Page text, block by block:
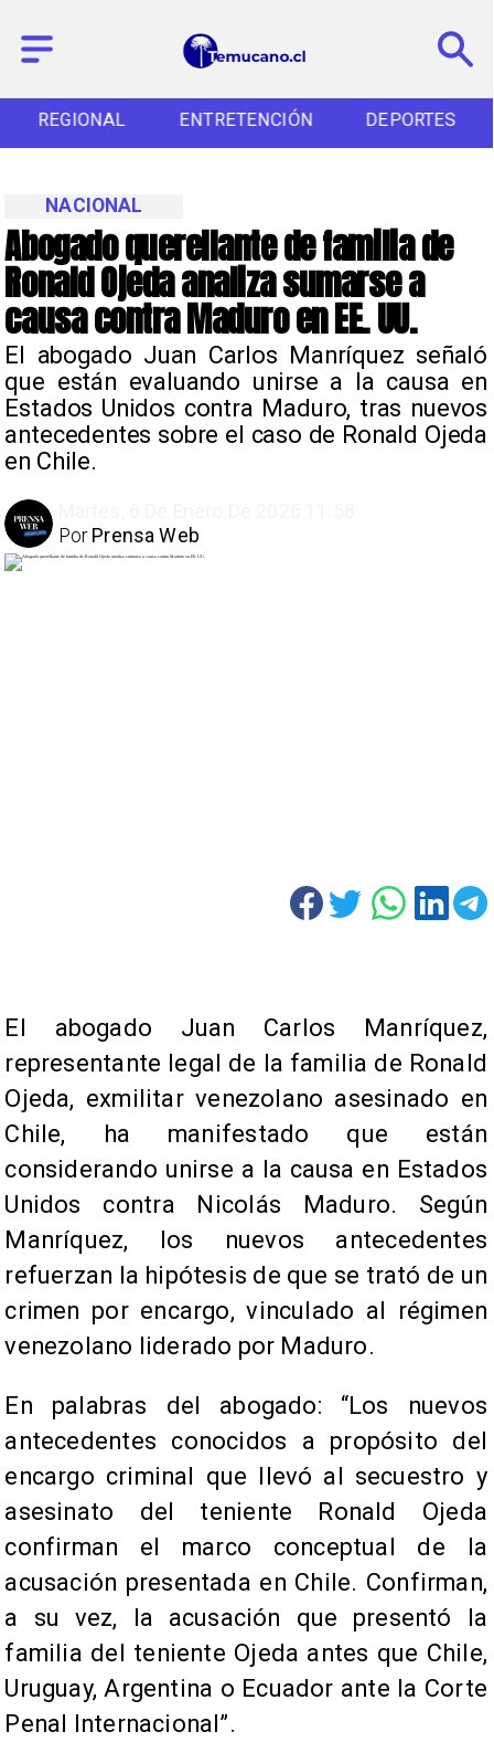
REGIONAL ENTRETENCIÓN DEPORTES
Abogado querellante de familia de
Ronald Ojeda analiza sumarse a
causa contra Maduro en EE. UU.
El abogado Juan Carlos Manríquez señaló
que están evaluando unirse a la causa en
Estados Unidos contra Maduro, tras nuevos
antecedentes sobre el caso de Ronald Ojeda
en Chile.
NACIONAL
Prensa Web
Por
El abogado Juan Carlos Manríquez,
representante legal de la familia de Ronald
Ojeda, exmilitar venezolano asesinado en
Chile, ha manifestado que están
considerando unirse a la causa en Estados
Unidos contra Nicolás Maduro. Según
Manríquez, los nuevos antecedentes
refuerzan la hipótesis de que se trató de un
crimen por encargo, vinculado al régimen
venezolano liderado por Maduro.
En palabras del abogado: “Los nuevos
antecedentes conocidos a propósito del
encargo criminal que llevó al secuestro y
asesinato del teniente Ronald Ojeda
confirman el marco conceptual de la
acusación presentada en Chile. Confirman,
a su vez, la acusación que presentó la
familia del teniente Ojeda antes que Chile,
Uruguay, Argentina o Ecuador ante la Corte
Penal Internacional”.